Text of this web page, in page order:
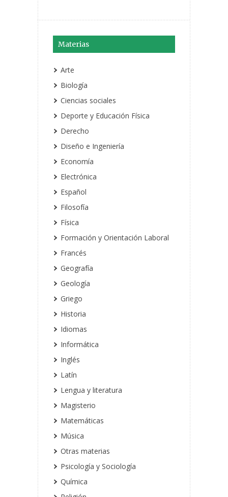
Materias
Arte
Biología
Ciencias sociales
Deporte y Educación Física
Derecho
Diseño e Ingeniería
Economía
Electrónica
Español
Filosofía
Física
Formación y Orientación Laboral
Francés
Geografía
Geología
Griego
Historia
Idiomas
Informática
Inglés
Latín
Lengua y literatura
Magisterio
Matemáticas
Música
Otras materias
Psicología y Sociología
Química